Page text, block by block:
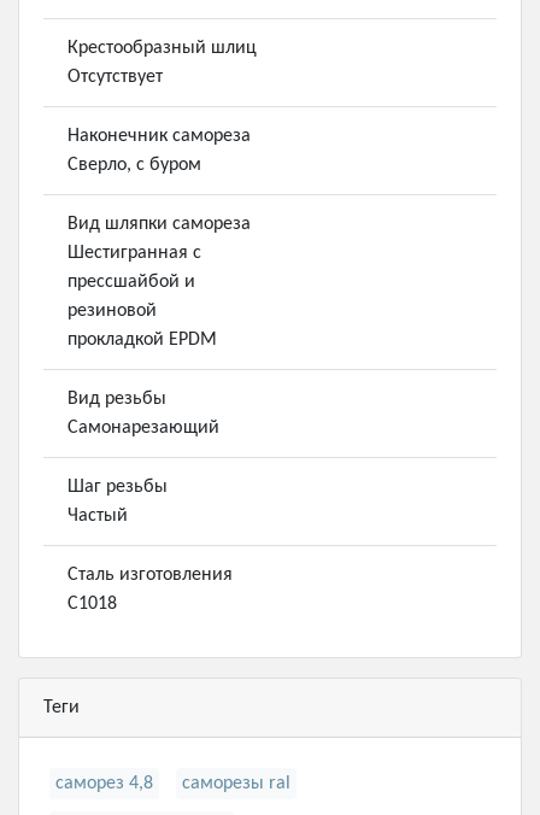
Крестообразный шлиц
Отсутствует
Наконечник самореза
Сверло, с буром
Вид шляпки самореза
Шестигранная с
прессшайбой и
резиновой
прокладкой EPDM
Вид резьбы
Самонарезающий
Шаг резьбы
Частый
Сталь изготовления
С1018
Теги
саморез 4,8 саморезы ral